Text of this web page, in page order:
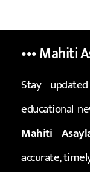
••• Mahiti
Stay
educational
Mahiti
accurate,